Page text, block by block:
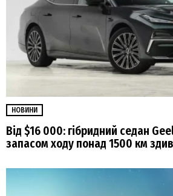
НОВИНИ
Від $16 000: гібридний седан
запасом ходу понад 1500 км